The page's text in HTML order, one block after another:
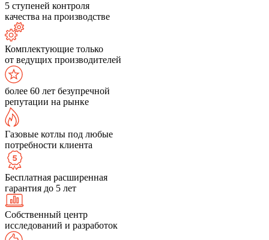
5 ступеней контроля
качества на производстве
Комплектующие только
от ведущих производителей
более 60 лет безупречной
репутации на рынке
Газовые котлы под любые
потребности клиента
Бесплатная расширенная
гарантия до 5 лет
Собственный центр
исследований и разработок